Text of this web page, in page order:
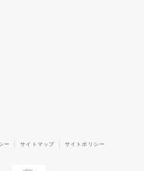
ー サイトマップ サイトポリシー